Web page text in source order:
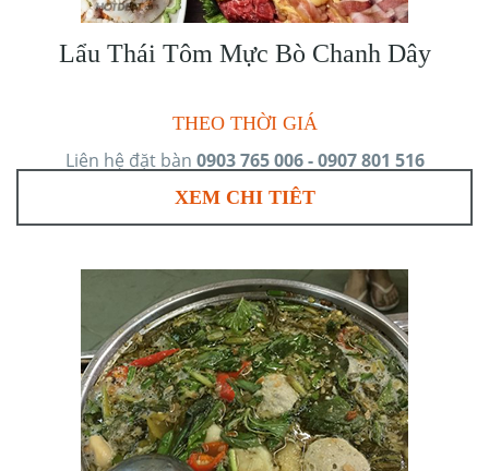
Lẩu Thái Tôm Mực Bò Chanh Dây
THEO THỜI GIÁ
Liên hệ đặt bàn 0903 765 006 - 0907 801 516
XEM CHI TIÊT